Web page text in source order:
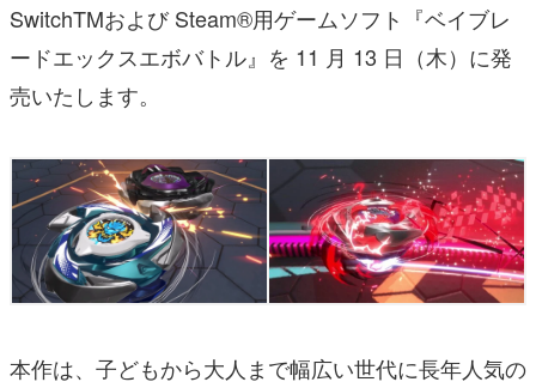
SwitchTMおよび Steam®用ゲームソフト『ベイブレ
ードエックスエボバトル』を 11 月 13 日（木）に発
売いたします。
本作は、子どもから大人まで幅広い世代に長年人気の